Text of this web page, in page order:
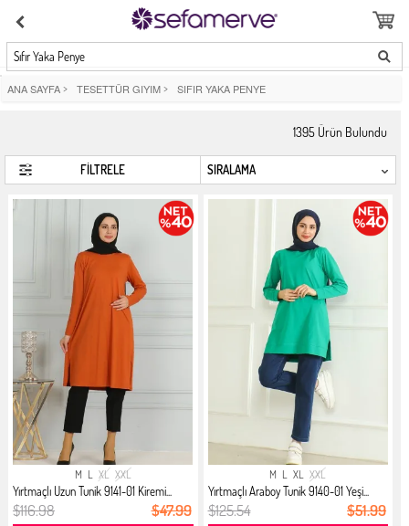
Sıfır Yaka Penye
ANA SAYFA > TESETTÜR GIYIM > SIFIR YAKA PENYE
1395 Ürün Bulundu
FİLTRELE
M L XL XXL
Yırtmaçlı Uzun Tunik 9141-01 Kiremi...
$116.98 $47.99
M L XL XXL
Yırtmaçlı Araboy Tunik 9140-01 Yeşi...
$125.54 $51.99